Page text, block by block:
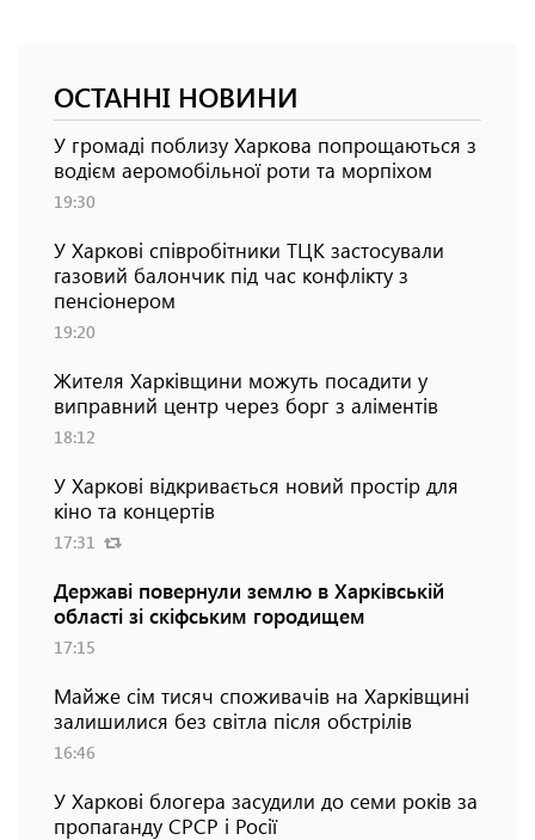
ОСТАННІ НОВИНИ
У громаді поблизу Харкова попрощаються з
водієм аеромобільної роти та морпіхом
19:30
У Харкові співробітники ТЦК застосували
газовий балончик під час конфлікту з
пенсіонером
19:20
Жителя Харківщини можуть посадити у
виправний центр через борг з аліментів
18:12
У Харкові відкривається новий простір для
кіно та концертів
17:31
Державі повернули землю в Харківській
області зі скіфським городищем
17:15
Майже сім тисяч споживачів на Харківщині
залишилися без світла після обстрілів
16:46
У Харкові блогера засудили до семи років за
пропаганду СРСР і Росії